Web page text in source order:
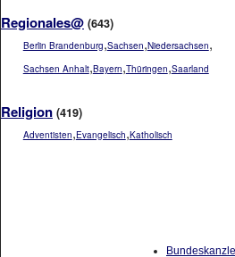
Regionales@ (643)
Berlin Brandenburg,Sachsen,Niedersachsen,
Sachsen Anhalt,Bayern,Thüringen,Saarland
Religion (419)
Adventisten,Evangelisch,Katholisch